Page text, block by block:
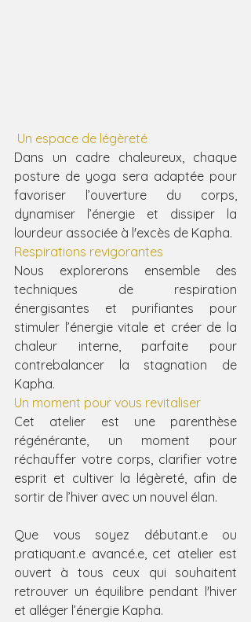
Un espace de légèreté
Dans un cadre chaleureux, chaque
posture de yoga sera adaptée pour
favoriser l’ouverture du corps,
dynamiser l’énergie et dissiper la
lourdeur associée à l'excès de Kapha.
Respirations revigorantes
Nous explorerons ensemble des
techniques de respiration
énergisantes et purifiantes pour
stimuler l’énergie vitale et créer de la
chaleur interne, parfaite pour
contrebalancer la stagnation de
Kapha.
Un moment pour vous revitaliser
Cet atelier est une parenthèse
régénérante, un moment pour
réchauffer votre corps, clarifier votre
esprit et cultiver la légèreté, afin de
sortir de l’hiver avec un nouvel élan.
Que vous soyez débutant.e ou
pratiquant.e avancé.e, cet atelier est
ouvert à tous ceux qui souhaitent
retrouver un équilibre pendant l'hiver
et alléger l’énergie Kapha.